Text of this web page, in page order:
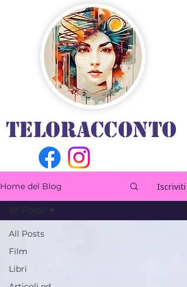
TELORACCONTO
Home del Blog Iscriviti
All Posts
Film
Libri